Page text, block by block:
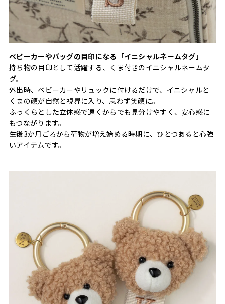
ベビーカーやバッグの目印になる「イニシャルネームタグ」
持ち物の目印として活躍する、くま付きのイニシャルネームタ
グ。
外出時、ベビーカーやリュックに付けるだけで、イニシャルと
くまの顔が自然と視界に入り、思わず笑顔に。
ふっくらとした立体感で遠くからでも見分けやすく、安心感に
もつながります。
生後3か月ごろから荷物が増え始める時期に、ひとつあると心強
いアイテムです。